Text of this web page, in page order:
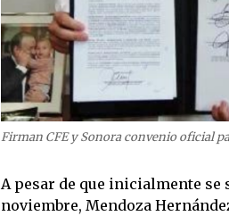
Firman CFE y Sonora convenio oficial
A pesar de que inicialmente
noviembre, Mendoza